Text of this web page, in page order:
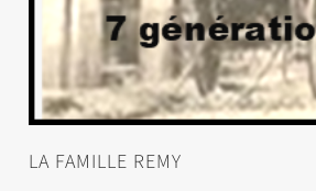
LA FAMILLE REMY